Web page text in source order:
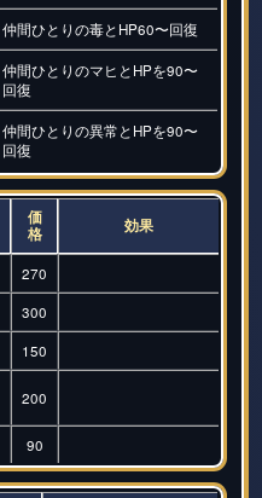
仲間ひとりの毒とHP60〜回復
仲間ひとりのマヒとHPを90〜
回復
仲間ひとりの異常とHPを90〜
回復
価
格
効果
270
300
150
200
90